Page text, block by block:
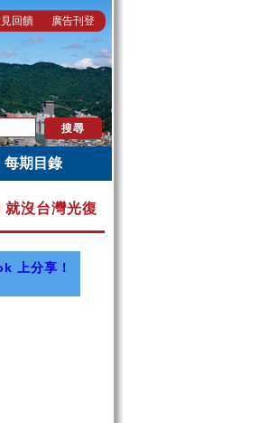
回饋 廣告刊登
每期目錄
沒台灣光復
上分享！